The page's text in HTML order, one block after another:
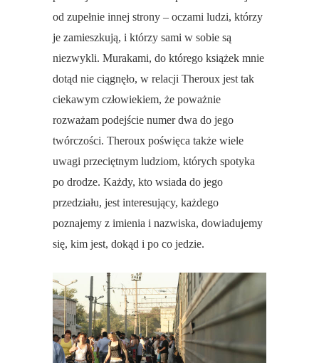
od zupełnie innej strony – oczami ludzi, którzy
je zamieszkują, i którzy sami w sobie są
niezwykli. Murakami, do którego książek mnie
dotąd nie ciągnęło, w relacji Theroux jest tak
ciekawym człowiekiem, że poważnie
rozważam podejście numer dwa do jego
twórczości. Theroux poświęca także wiele
uwagi przeciętnym ludziom, których spotyka
po drodze. Każdy, kto wsiada do jego
przedziału, jest interesujący, każdego
poznajemy z imienia i nazwiska, dowiadujemy
się, kim jest, dokąd i po co jedzie.